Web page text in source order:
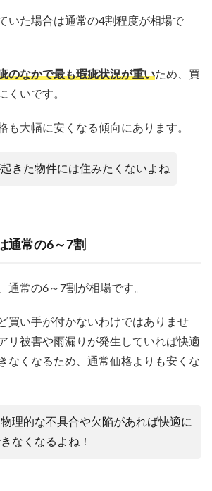
いた場合は通常の4割程度が相場で
のなかで最も瑕疵状況が重いため、買
くいです。
も大幅に安くなる傾向にあります。
きた物件には住みたくないよね
通常の6～7割
通常の6～7割が相場です。
買い手が付かないわけではありませ
リ被害や雨漏りが発生していれば快適
なくなるため、通常価格よりも安くな
理的な不具合や欠陥があれば快適に
なくなるよね！